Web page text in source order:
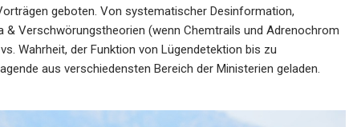
geboten. Von systematischer Desinformation,
& Verschwörungstheorien (wenn Chemtrails und Adrenochrom
Wahrheit, der Funktion von Lügendetektion bis zu
aus verschiedensten Bereich der Ministerien geladen.